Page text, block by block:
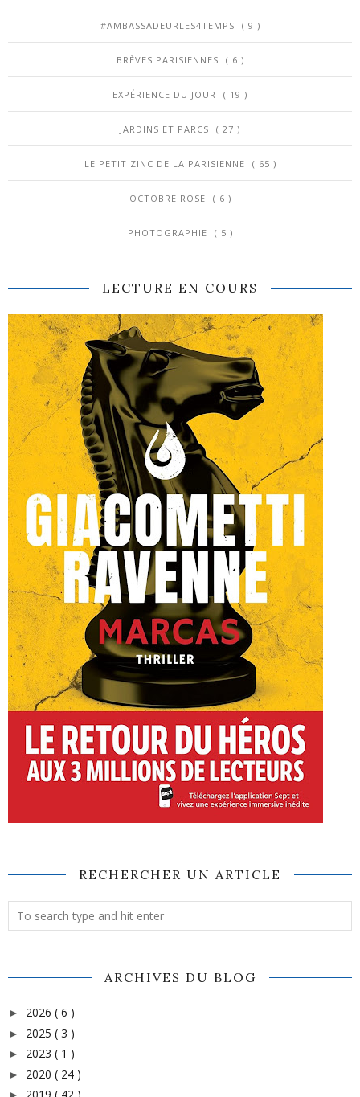
#AMBASSADEURLES4TEMPS ( 9 )
BRÈVES PARISIENNES ( 6 )
EXPÉRIENCE DU JOUR ( 19 )
JARDINS ET PARCS ( 27 )
LE PETIT ZINC DE LA PARISIENNE ( 65 )
OCTOBRE ROSE ( 6 )
PHOTOGRAPHIE ( 5 )
LECTURE EN COURS
RECHERCHER UN ARTICLE
ARCHIVES DU BLOG
► 2026 ( 6 )
► 2025 ( 3 )
► 2023 ( 1 )
► 2020 ( 24 )